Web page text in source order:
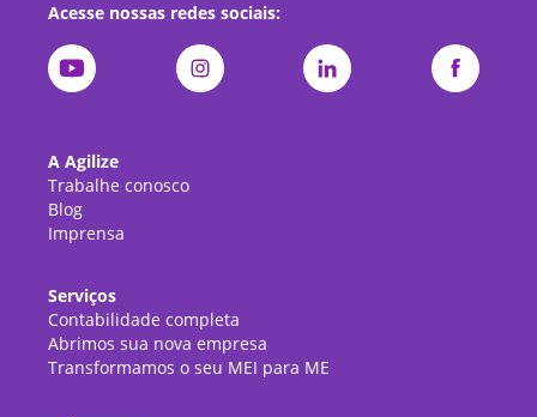
Acesse nossas redes sociais:
A Agilize
Trabalhe conosco
Blog
Imprensa
Serviços
Contabilidade completa
Abrimos sua nova empresa
Transformamos o seu MEI para ME